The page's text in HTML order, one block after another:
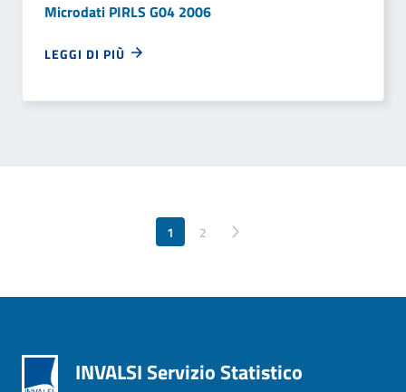
Microdati PIRLS G04 2006
LEGGI DI PIÙ
1 2
Pagina successiva
INVALSI Servizio Statistico